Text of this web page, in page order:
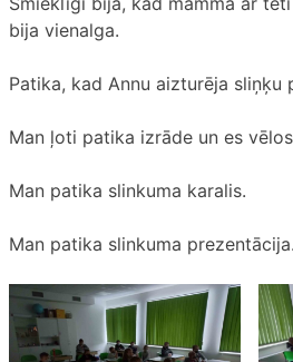
bija vienalga.
Patika, kad Annu aizturēja sliņķu
Man ļoti patika izrāde un es
Man patika slinkuma karalis.
Man patika slinkuma prezentācija.